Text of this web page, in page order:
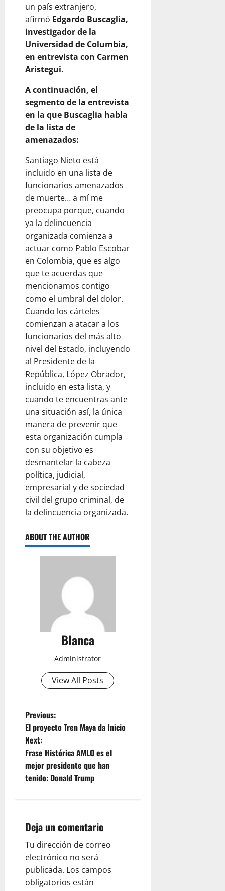
un país extranjero,
afirmó Edgardo Buscaglia,
investigador de la
Universidad de Columbia,
en entrevista con Carmen
Aristegui.
A continuación, el
segmento de la entrevista
en la que Buscaglia habla
de la lista de
amenazados:
Santiago Nieto está
incluido en una lista de
funcionarios amenazados
de muerte… a mí me
preocupa porque, cuando
ya la delincuencia
organizada comienza a
actuar como Pablo Escobar
en Colombia, que es algo
que te acuerdas que
mencionamos contigo
como el umbral del dolor.
Cuando los cárteles
comienzan a atacar a los
funcionarios del más alto
nivel del Estado, incluyendo
al Presidente de la
República, López Obrador,
incluido en esta lista, y
cuando te encuentras ante
una situación así, la única
manera de prevenir que
esta organización cumpla
con su objetivo es
desmantelar la cabeza
política, judicial,
empresarial y de sociedad
civil del grupo criminal, de
la delincuencia organizada.
ABOUT THE AUTHOR
Blanca
Administrator
View All Posts
P
o
s
t
a
v
i
Previous:
El proyecto Tren Maya da Inicio
Next:
Frase Histórica AMLO es el
mejor presidente que han
tenido: Donald Trump
Deja un comentario
Tu dirección de correo
electrónico no será
publicada. Los campos
obligatorios están